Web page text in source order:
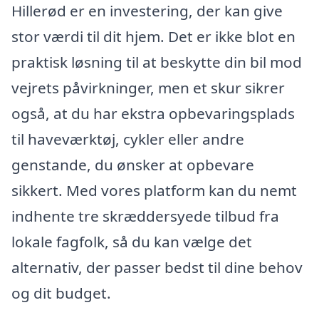
Hillerød er en investering, der kan give
stor værdi til dit hjem. Det er ikke blot en
praktisk løsning til at beskytte din bil mod
vejrets påvirkninger, men et skur sikrer
også, at du har ekstra opbevaringsplads
til haveværktøj, cykler eller andre
genstande, du ønsker at opbevare
sikkert. Med vores platform kan du nemt
indhente tre skræddersyede tilbud fra
lokale fagfolk, så du kan vælge det
alternativ, der passer bedst til dine behov
og dit budget.